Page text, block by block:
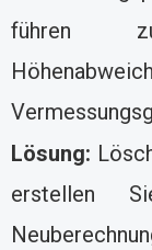
führen
Lösung:
erstellen